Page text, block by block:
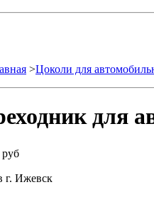
>Цоколи для
для
руб
г. Ижевск